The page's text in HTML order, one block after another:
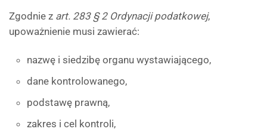
Zgodnie z art. 283 § 2 Ordynacji podatkowej,
upoważnienie musi zawierać:
nazwę i siedzibę organu wystawiającego,
dane kontrolowanego,
podstawę prawną,
zakres i cel kontroli,